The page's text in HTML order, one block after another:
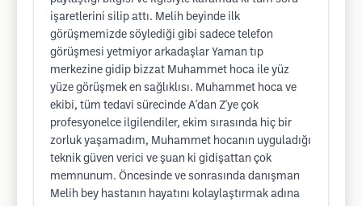
işaretlerini silip attı. Melih beyinde ilk
görüşmemizde söylediği gibi sadece telefon
görüşmesi yetmiyor arkadaşlar Yaman tıp
merkezine gidip bizzat Muhammet hoca ile yüz
yüze görüşmek en sağlıklısı. Muhammet hoca ve
ekibi, tüm tedavi sürecinde A'dan Z'ye çok
profesyonelce ilgilendiler, ekim sırasında hiç bir
zorluk yaşamadım, Muhammet hocanın uyguladığı
teknik güven verici ve şuan ki gidişattan çok
memnunum. Öncesinde ve sonrasında danışman
Melih bey hastanın hayatını kolaylaştırmak adına